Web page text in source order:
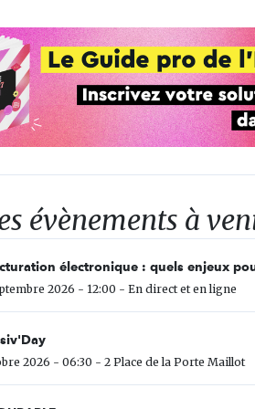
évènements à
électronique : quels enjeux
2026 - 12:00 - En direct et en ligne
2026 - 06:30 - 2 Place de la Porte Maillot